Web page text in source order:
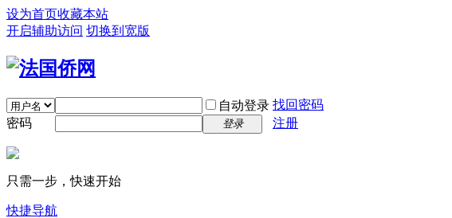
设为首页收藏本站
开启辅助访问 切换到宽版
自动登录 找回密码
密码
登录 注册
只需一步，快速开始
快捷导航